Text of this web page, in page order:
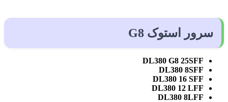
سرور استوک G8
DL380 G8 25SFF
DL380 8SFF
DL380 16 SFF
DL380 12 LFF
DL380 8LFF